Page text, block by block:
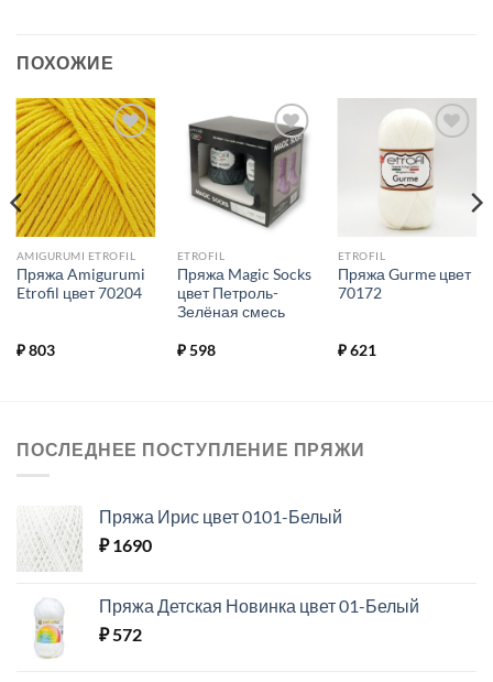
ПОХОЖИЕ
Добавить в
избранное.
AMIGURUMI ETROFIL
Пряжа Amigurumi
Etrofil цвет 70204
₽803
Добавить в
избранное.
ETROFIL
Пряжа Magic Socks
цвет Петроль-
Зелёная смесь
₽598
Добавить в
избранное.
ETROFIL
Пряжа Gurme цвет
70172
₽621
ПОСЛЕДНЕЕ ПОСТУПЛЕНИЕ ПРЯЖИ
Пряжа Ирис цвет 0101-Белый
₽1690
Пряжа Детская Новинка цвет 01-Белый
₽572